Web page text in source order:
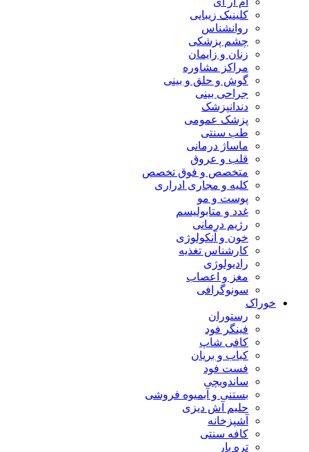
کلینیک زیبایی
روانشناس
چشم پزشکی
زنان و زایمان
مراکز مشاوره
گوش و حلق و بینی
جراحی بینی
دندانپزشک
پزشک عمومی
طب سنتی
ماساژ درمانی
قلب و عروق
متخصص و فوق تخصص
کلیه و مجاری ادراری
پوست و مو
غدد و متابولیسم
رژیم درمانی
خون و آنکولوژی
کارشناس تغذیه
رادیولوژی
مغز و اعصاب
سونوگرافی
خوراک
رستوران
فینگر فود
کافی شاپ
کباب و بریان
فست فود
ساندویچی
بستنی و آبمیوه فروشی
حلیم آش دیزی
آشپزخانه
کافه سنتی
تره بار